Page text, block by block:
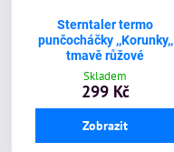
Sterntaler termo
punčocháčky ,,Korunky,,
tmavě růžové
Skladem
299 Kč
Zobrazit